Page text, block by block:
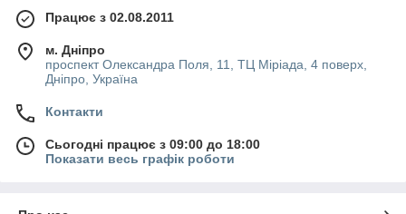
Працює з 02.08.2011
м. Дніпро
проспект Олександра Поля, 11, ТЦ Міріада, 4 поверх,
Дніпро, Україна
Контакти
Сьогодні працює з 09:00 до 18:00
Показати весь графік роботи